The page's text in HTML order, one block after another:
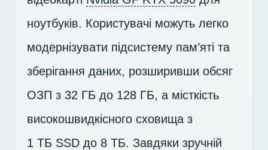
ноутбуків. Користувачі можуть легко
модернізувати підсистему пам’яті та
зберігання даних, розширивши обсяг
ОЗП з 32 ГБ до 128 ГБ, а місткість
високошвидкісного сховища з
1 ТБ SSD до 8 ТБ. Завдяки зручній